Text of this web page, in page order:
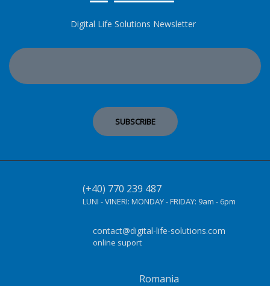
Digital Life Solutions Newsletter
(+40) 770 239 487
LUNI - VINERI: MONDAY - FRIDAY: 9am - 6pm
contact@digital-life-solutions.com
online suport
Romania